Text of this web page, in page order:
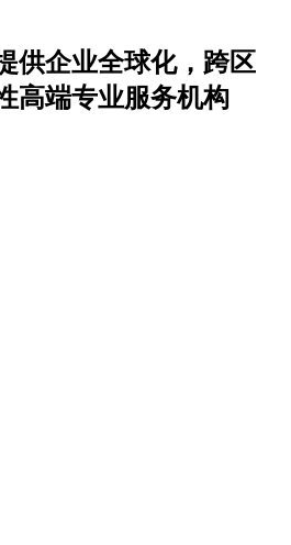
供企业全球化，跨区
高端专业服务机构